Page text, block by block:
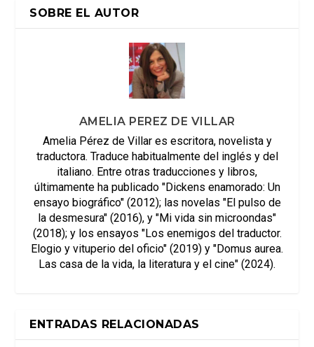
SOBRE EL AUTOR
AMELIA PEREZ DE VILLAR
Amelia Pérez de Villar es escritora, novelista y
traductora. Traduce habitualmente del inglés y del
italiano. Entre otras traducciones y libros,
últimamente ha publicado "Dickens enamorado: Un
ensayo biográfico" (2012); las novelas "El pulso de
la desmesura" (2016), y "Mi vida sin microondas"
(2018); y los ensayos "Los enemigos del traductor.
Elogio y vituperio del oficio" (2019) y "Domus aurea.
Las casa de la vida, la literatura y el cine" (2024).
ENTRADAS RELACIONADAS